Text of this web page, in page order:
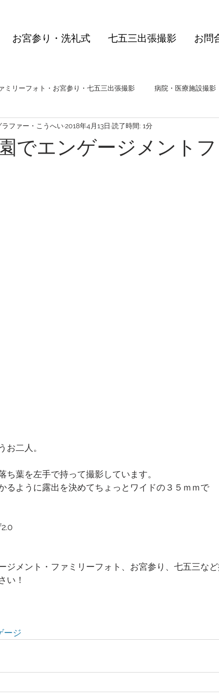
お宮参り・洗礼式 七五三出張撮影 お問
ミリーフォト・お宮参り・七五三出張撮影 病院・医療施設撮影
でエンゲージメントフ
ファー・こうへい2018年4月13日 読了時間: 1分
お二人。
ち葉を左手で持って撮影しています。
るように露出を決めてちょっとワイドの３５ｍｍで
ジメント・ファミリーフォト、お宮参り、七五三など
い！
ージ